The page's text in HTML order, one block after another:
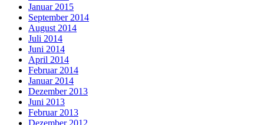
Januar 2015
September 2014
August 2014
Juli 2014
Juni 2014
April 2014
Februar 2014
Januar 2014
Dezember 2013
Juni 2013
Februar 2013